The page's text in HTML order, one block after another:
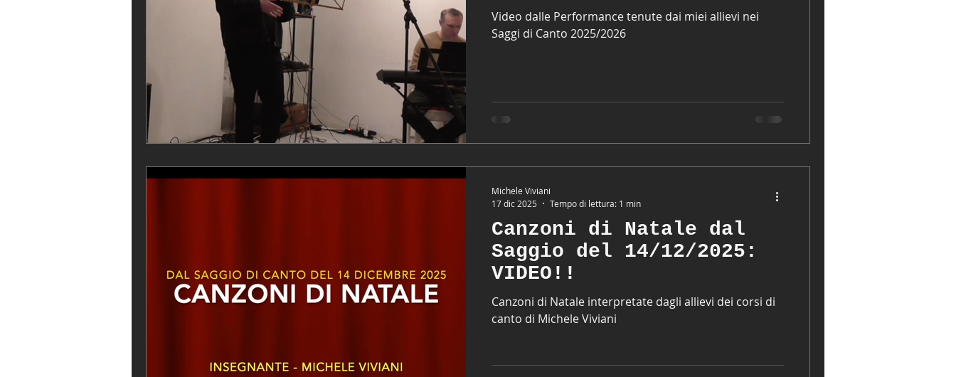
Video dalle Performance tenute dai miei allievi nei
Saggi di Canto 2025/2026
Canzoni di Natale dal
Saggio del 14/12/2025:
VIDEO!!
Canzoni di Natale interpretate dagli allievi dei corsi di
canto di Michele Viviani
Michele Viviani
17 dic 2025
Tempo di lettura: 1 min